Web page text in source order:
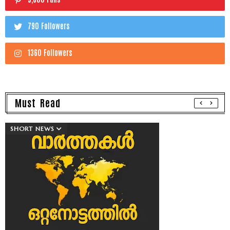
790 Followers
1360 Followers
Must Read
SHORT NEWS